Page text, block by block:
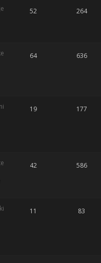
52 264
64 636
19 177
42 586
11 83